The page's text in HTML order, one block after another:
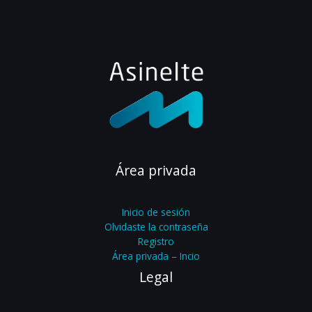
Área privada
Inicio de sesión
Olvidaste la contraseña
Registro
Área privada – Incio
Legal